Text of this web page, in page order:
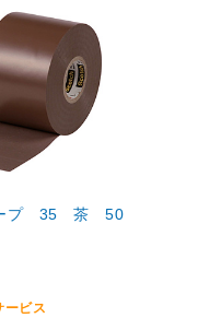
ープ 35 茶 50
ービス